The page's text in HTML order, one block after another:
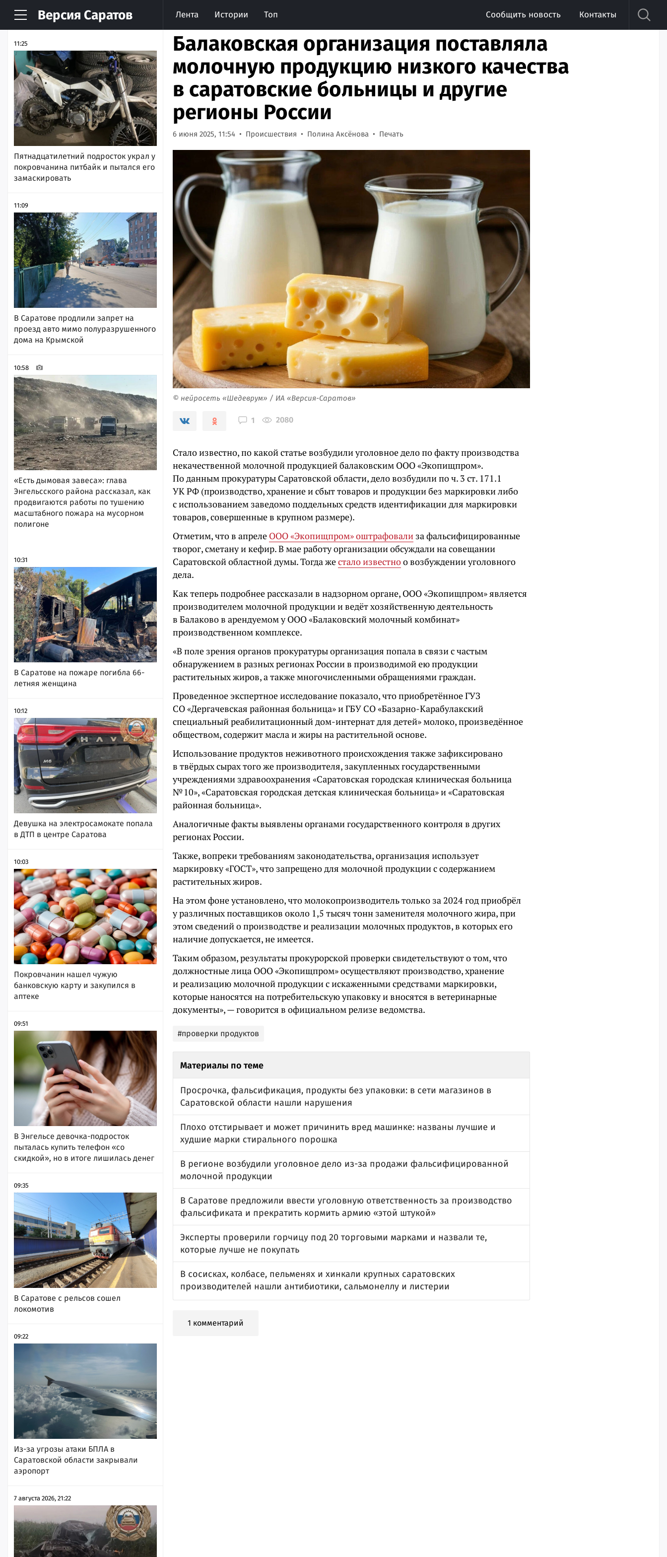
Версия Саратов Лента Истории Топ Сообщить новость Контакты
НОВОСТИ АРХИВ
11:25
Пятнадцатилетний подросток украл у
покровчанина питбайк и пытался его
замаскировать
11:09
В Саратове продлили запрет на
проезд авто мимо полуразрушенного
дома на Крымской
10:58
«Есть дымовая завеса»: глава
Энгельсского района рассказал, как
продвигаются работы по тушению
масштабного пожара на мусорном
полигоне
10:31
В Саратове на пожаре погибла 66-
летняя женщина
10:12
Девушка на электросамокате попала
в ДТП в центре Саратова
10:03
Покровчанин нашел чужую
банковскую карту и закупился в
аптеке
09:51
В Энгельсе девочка-подросток
пыталась купить телефон «со
скидкой», но в итоге лишилась денег
09:35
В Саратове с рельсов сошел
локомотив
09:22
Из-за угрозы атаки БПЛА в
Саратовской области закрывали
аэропорт
7 августа 2026, 21:22
Балаковская организация поставляла
молочную продукцию низкого качества
в саратовские больницы и другие
регионы России
6 июня 2025, 11:54 Происшествия Полина Аксёнова Печать
© нейросеть «Шедеврум» / ИА «Версия-Саратов»
1 2080
Стало известно, по какой статье возбудили уголовное дело по факту производства
некачественной молочной продукцией балаковским ООО «Экопищпром».
По данным прокуратуры Саратовской области, дело возбудили по ч. 3 ст. 171.1
УК РФ (производство, хранение и сбыт товаров и продукции без маркировки либо
с использованием заведомо поддельных средств идентификации для маркировки
товаров, совершенные в крупном размере).
Отметим, что в апреле ООО «Экопищпром» оштрафовали за фальсифицированные
творог, сметану и кефир. В мае работу организации обсуждали на совещании
Саратовской областной думы. Тогда жестало известноо возбуждении уголовного
дела.
Как теперь подробнее рассказали в надзорном органе, ООО «Экопищпром» является
производителем молочной продукции и ведёт хозяйственную деятельность
в Балаково в арендуемом у ООО «Балаковский молочный комбинат»
производственном комплексе.
«В поле зрения органов прокуратуры организация попала в связи с частым
обнаружением в разных регионах России в производимой ею продукции
растительных жиров, а также многочисленными обращениями граждан.
Проведенное экспертное исследование показало, что приобретённое ГУЗ
СО «Дергачевская районная больница» и ГБУ СО «Базарно-Карабулакский
специальный реабилитационный дом-интернат для детей» молоко, произведённое
обществом, содержит масла и жиры на растительной основе.
Использование продуктов неживотного происхождения также зафиксировано
в твёрдых сырах того же производителя, закупленных государственными
учреждениями здравоохранения «Саратовская городская клиническая больница
№ 10», «Саратовская городская детская клиническая больница» и «Саратовская
районная больница».
Аналогичные факты выявлены органами государственного контроля в других
регионах России.
Также, вопреки требованиям законодательства, организация использует
маркировку «ГОСТ», что запрещено для молочной продукции с содержанием
растительных жиров.
На этом фоне установлено, что молокопроизводитель только за 2024 год приобрёл
у различных поставщиков около 1,5 тысяч тонн заменителя молочного жира, при
этом сведений о производстве и реализации молочных продуктов, в которых его
наличие допускается, не имеется.
Таким образом, результаты прокурорской проверки свидетельствуют о том, что
должностные лица ООО «Экопищпром» осуществляют производство, хранение
и реализацию молочной продукции с искаженными средствами маркировки,
которые наносятся на потребительскую упаковку и вносятся в ветеринарные
документы», — говорится в официальном релизе ведомства.
#проверки продуктов
Материалы по теме
Просрочка, фальсификация, продукты без упаковки: в сети магазинов в
Саратовской области нашли нарушения
Плохо отстирывает и может причинить вред машинке: названы лучшие и
худшие марки стирального порошка
В регионе возбудили уголовное дело из-за продажи фальсифицированной
молочной продукции
В Саратове предложили ввести уголовную ответственность за производство
фальсификата и прекратить кормить армию «этой штукой»
Эксперты проверили горчицу под 20 торговыми марками и назвали те,
которые лучше не покупать
В сосисках, колбасе, пельменях и хинкали крупных саратовских
производителей нашли антибиотики, сальмонеллу и листерии
1 комментарий